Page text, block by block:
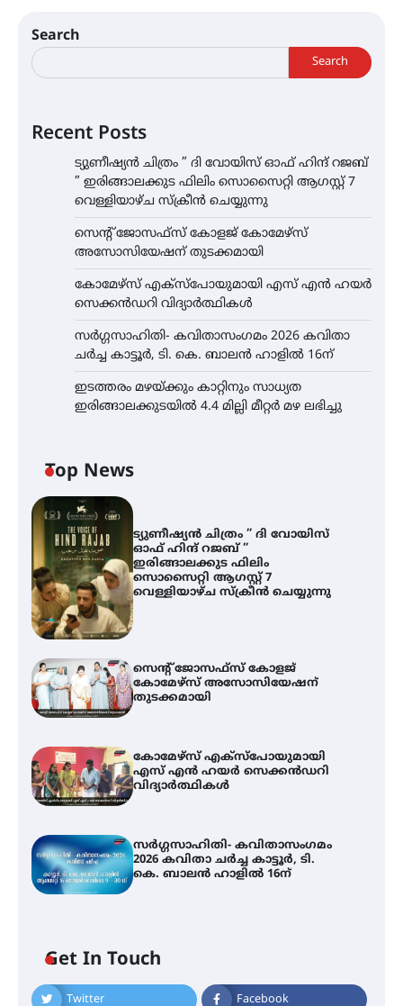
Search
Search
Recent Posts
ട്യുണീഷ്യൻ ചിത്രം ” ദി വോയിസ് ഓഫ് ഹിന്ദ് റജബ്
” ഇരിങ്ങാലക്കുട ഫിലിം സൊസൈറ്റി ആഗസ്റ്റ് 7
വെള്ളിയാഴ്ച സ്‌ക്രീൻ ചെയ്യുന്നു
സെന്റ് ജോസഫ്സ് കോളജ് കോമേഴ്‌സ്
അസോസിയേഷന് തുടക്കമായി
കോമേഴ്സ് എക്സ്പോയുമായി എസ് എൻ ഹയർ
സെക്കൻഡറി വിദ്യാർത്ഥികൾ
സർഗ്ഗസാഹിതി- കവിതാസംഗമം 2026 കവിതാ
ചർച്ച കാട്ടൂർ, ടി. കെ. ബാലൻ ഹാളിൽ 16ന്
ഇടത്തരം മഴയ്ക്കും കാറ്റിനും സാധ്യത
ഇരിങ്ങാലക്കുടയിൽ 4.4 മില്ലി മീറ്റർ മഴ ലഭിച്ചു
Top News
ട്യുണീഷ്യൻ ചിത്രം ” ദി വോയിസ്
ഓഫ് ഹിന്ദ് റജബ് ”
ഇരിങ്ങാലക്കുട ഫിലിം
സൊസൈറ്റി ആഗസ്റ്റ് 7
വെള്ളിയാഴ്ച സ്‌ക്രീൻ ചെയ്യുന്നു
സെന്റ് ജോസഫ്സ് കോളജ്
കോമേഴ്‌സ് അസോസിയേഷന്
തുടക്കമായി
കോമേഴ്സ് എക്സ്പോയുമായി
എസ് എൻ ഹയർ സെക്കൻഡറി
വിദ്യാർത്ഥികൾ
സർഗ്ഗസാഹിതി- കവിതാസംഗമം
2026 കവിതാ ചർച്ച കാട്ടൂർ, ടി.
കെ. ബാലൻ ഹാളിൽ 16ന്
Get In Touch
Twitter Facebook